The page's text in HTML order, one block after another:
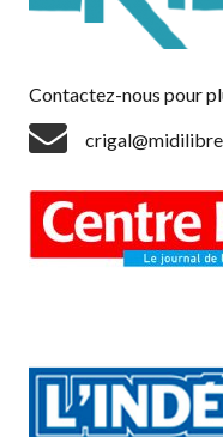
Contactez-nous pour